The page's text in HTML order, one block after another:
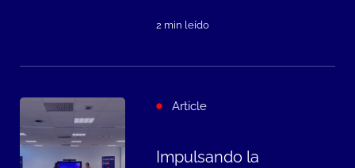
2 min leído
Article
Impulsando la